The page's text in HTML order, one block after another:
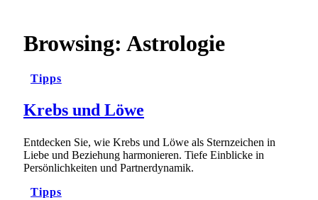
Browsing: Astrologie
Tipps
Krebs und Löwe
Entdecken Sie, wie Krebs und Löwe als Sternzeichen in
Liebe und Beziehung harmonieren. Tiefe Einblicke in
Persönlichkeiten und Partnerdynamik.
Tipps